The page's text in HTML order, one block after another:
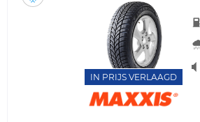
IN PRIJS VERLAAGD